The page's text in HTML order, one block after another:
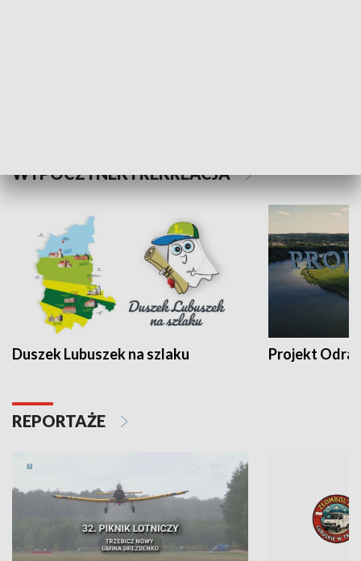
WYPOCZYNEK I REKREACJA
Duszek Lubuszek na szlaku Projekt Odra
REPORTAŻE